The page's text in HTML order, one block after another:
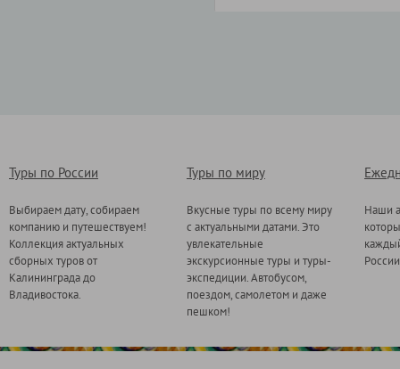
Туры по России
Выбираем дату, собираем
компанию и путешествуем!
Коллекция актуальных
сборных туров от
Калининграда до
Владивостока.
Туры по миру
Вкусные туры по всему миру
с актуальными датами. Это
увлекательные
экскурсионные туры и туры-
экспедиции. Автобусом,
поездом, самолетом и даже
пешком!
Наши